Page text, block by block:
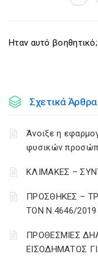
Ηταν αυτό βοηθητικό;
Σχετικά Άρθρα
Άνοιξε η
φυσικών
ΚΛΙΜΑΚΕΣ –
ΠΡΟΣΘΗΚΕΣ –
ΤΟΝ Ν.4646/2019
ΠΡΟΘΕΣΜΙΕΣ
ΕΙΣΟΔΗΜΑΤΟΣ